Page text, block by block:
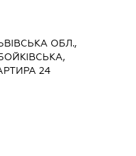
ОБЛ.,
24